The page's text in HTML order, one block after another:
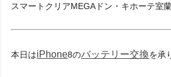
スマートクリアMEGAドン・キホーテ室
本日はiPhone8のバッテリー交換を承